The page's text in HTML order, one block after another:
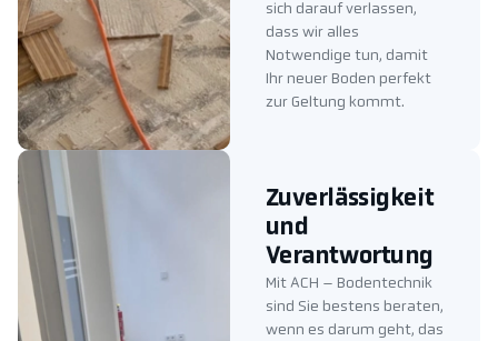
sich darauf verlassen,
dass wir alles
Notwendige tun, damit
Ihr neuer Boden perfekt
zur Geltung kommt.
Zuverlässigkeit
und
Verantwortung
Mit ACH – Bodentechnik
sind Sie bestens beraten,
wenn es darum geht, das